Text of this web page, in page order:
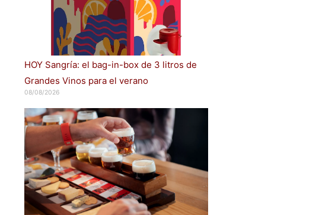
HOY Sangría: el bag-in-box de 3 litros de
Grandes Vinos para el verano
08/08/2026